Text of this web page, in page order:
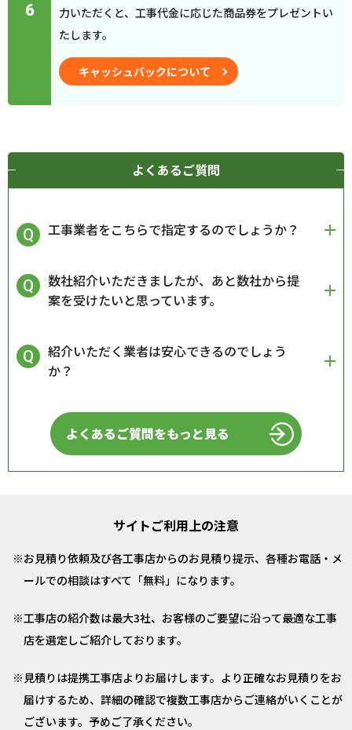
6
力いただくと、工事代金に応じた商品券をプレゼントい
たします。
キャッシュバックについて
よくあるご質問
工事業者をこちらで指定するのでしょうか？
数社紹介いただきましたが、あと数社から提
案を受けたいと思っています。
紹介いただく業者は安心できるのでしょう
か？
よくあるご質問をもっと見る
サイトご利用上の注意
お見積り依頼及び各工事店からのお見積り提示、各種お電話・メ
ールでの相談はすべて「無料」になります。
工事店の紹介数は最大3社、お客様のご要望に沿って最適な工事
店を選定しご紹介しております。
見積りは提携工事店よりお届けします。より正確なお見積りをお
届けするため、詳細の確認で複数工事店からご連絡がいくことが
ございます。予めご了承ください。